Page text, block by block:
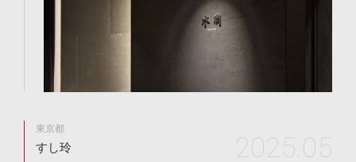
東京都
すし玲 2025.05